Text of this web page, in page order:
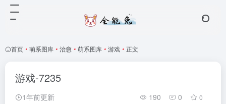
首页 • 萌系图库 • 治愈 • 萌系图库 • 游戏 • 正文
游戏-7235
1年前更新 190 0 0